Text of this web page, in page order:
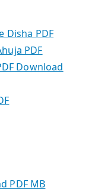
Disha PDF
PDF
Download
PDF MB